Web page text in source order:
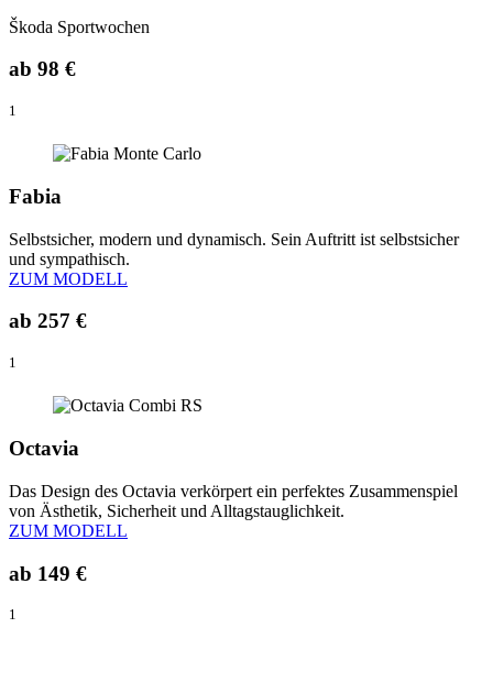
Škoda Sportwochen
ab 98 €
1
Fabia
Selbstsicher, modern und dynamisch. Sein Auftritt ist selbstsicher
und sympathisch.
ZUM MODELL
ab 257 €
1
Octavia
Das Design des Octavia verkörpert ein perfektes Zusammenspiel
von Ästhetik, Sicherheit und Alltagstauglichkeit.
ZUM MODELL
ab 149 €
1